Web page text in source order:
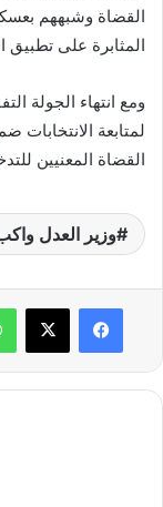
القضاة وشبههم
المثابرة على تطبيق
ومع انتهاء الجولة
لمتابعة الانتخابات
القضاة المعنيين
وزير العدل واكب